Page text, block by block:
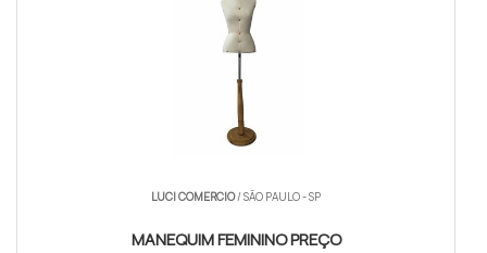
LUCI COMERCIO/ SÃO PAULO - SP
MANEQUIM FEMININO PREÇO